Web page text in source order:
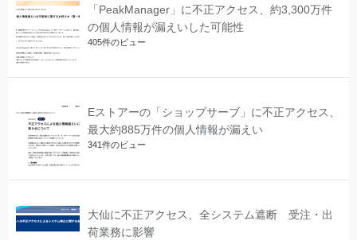
「PeakManager」に不正アクセス、約3,300万件
の個人情報が漏えいした可能性
405件のビュー
Eストアーの「ショップサーブ」に不正アクセス、
最大約885万件の個人情報が漏えい
341件のビュー
大仙に不正アクセス、全システム遮断 受注・出
荷業務に影響